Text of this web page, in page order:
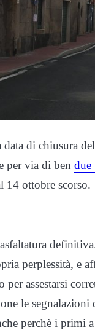
di chiusura
per via di ben due
14 ottobre scorso.
perplessità, e
assestarsi
le
perchè i primi